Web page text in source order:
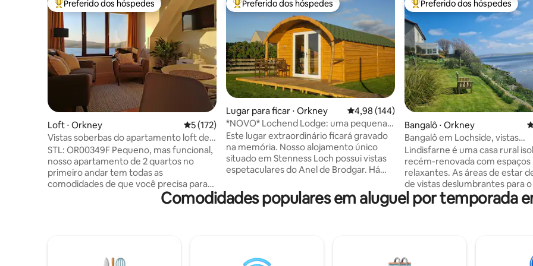
Entre os melhores preferidos dos hóspedes
Preferido dos hóspedes
Loft ⋅ Orkney 5 de uma avaliação média de 5, 172 avaliações
5 (172)
Vistas soberbas do apartamento loft de 2
quartos
STL: OR00349F Pequeno, mas funcional,
nosso apartamento de 2 quartos no
primeiro andar tem todas as
comodidades de que você precisa para
uma estadia confortável. Nossa
propriedade possui excelentes vistas
pelo país a partir da nossa porta,
Entre os melhores preferidos dos hóspedes
Preferido dos hóspedes
Lugar para ficar ⋅ Orkney 4,98 de uma avaliação média de 5, 144
4,98 (144)
*NOVO* Lochend Lodge: uma pequena
joia cativante
Este lugar extraordinário ficará gravado
na memória. Nosso alojamento único
situado em Stenness Loch possui vistas
espetaculares do Anel de Brodgar. Há
ou, alternativamente, duas camas de
solteiro. A cozinha totalmente equipada,
adequada para cadeiras de rodas com
Entre os melhores preferidos
Preferido dos hóspedes
Bangalô ⋅ Orkney
Bangalô em Lochside, vistas
espetaculares e vida selvagem
Lindisfarne é uma casa rural
recém-renovada com espaços
relaxantes. As áreas de estar
de vistas deslumbrantes para
Stenness. Situado no coração
neolítico Orkney, a uma curta
aqueles com paixão pela vida
história ou que gostam de um
Comodidades populares em aluguel por temporada